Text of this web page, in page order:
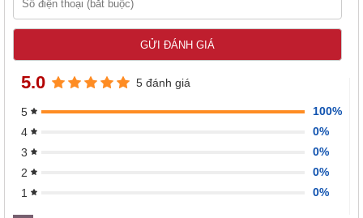
5.0 5 đánh giá
5
100%
4
0%
3
0%
2
0%
1
0%